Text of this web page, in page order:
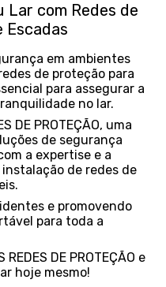
Lar com Redes de
Escadas
em ambientes
de proteção para
para assegurar a
no lar.
DE PROTEÇÃO, uma
de segurança
a expertise e a
de redes de
e promovendo
para toda a
DE PROTEÇÃO e
hoje mesmo!